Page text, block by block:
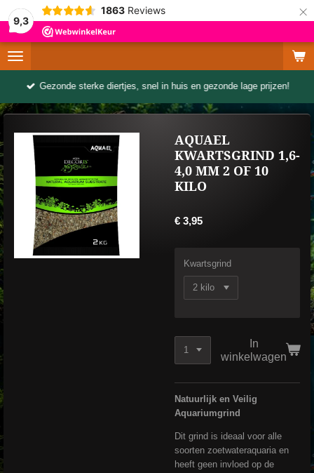
9,3
1863 Reviews ×
Gezonde sterke diertjes, snel in huis en gezonde lage prijzen!
AQUAEL
KWARTSGRIND 1,6-
4,0 MM 2 OF 10
KILO
€ 3,95
Kwartsgrind
In
winkelwagen
Natuurlijk en Veilig
Aquariumgrind
Dit grind is ideaal voor alle
soorten zoetwateraquaria en
heeft geen invloed op de